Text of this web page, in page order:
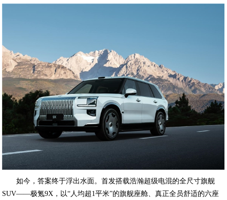
如今，答案终于浮出水面。首发搭载浩瀚超级电混的全尺寸旗舰
SUV——极氪9X，以“人均超1平米”的旗舰座舱、真正全员舒适的六座